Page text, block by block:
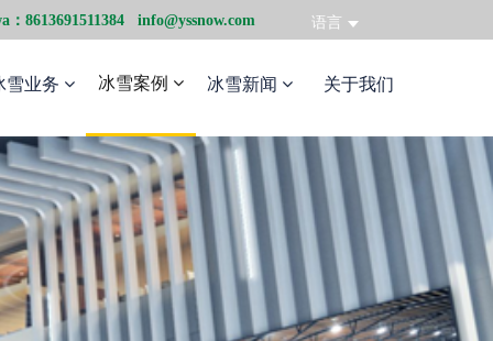
：8613691511384 info@yssnow.com 语言
雪业务 冰雪案例 冰雪新闻 关于我们